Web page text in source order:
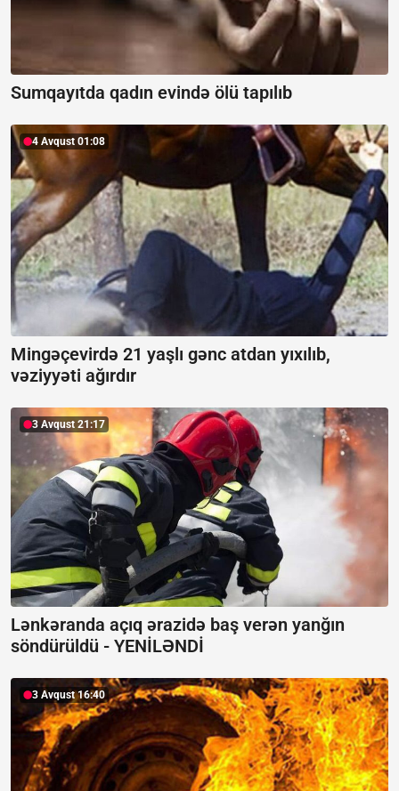
Sumqayıtda qadın evində ölü tapılıb
4 Avqust 01:08
Mingəçevirdə 21 yaşlı gənc atdan yıxılıb,
vəziyyəti ağırdır
3 Avqust 21:17
Lənkəranda açıq ərazidə baş verən yanğın
söndürüldü - YENİLƏNDİ
3 Avqust 16:40